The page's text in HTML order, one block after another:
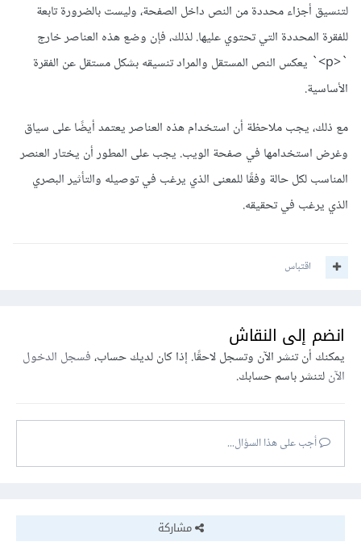
لتنسيق أجزاء محددة من النص داخل الصفحة، وليست بالضرورة تابعة
للفقرة المحددة التي تحتوي عليها. لذلك، فإن وضع هذه العناصر خارج
`<p>` يعكس النص المستقل والمراد تنسيقه بشكل مستقل عن الفقرة
الأساسية.
مع ذلك، يجب ملاحظة أن استخدام هذه العناصر يعتمد أيضًا على سياق
وغرض استخدامها في صفحة الويب. يجب على المطور أن يختار العنصر
المناسب لكل حالة وفقًا للمعنى الذي يرغب في توصيله والتأثير البصري
الذي يرغب في تحقيقه.
اقتباس
انضم إلى النقاش
يمكنك أن تنشر الآن وتسجل لاحقًا. إذا كان لديك حساب،فسجل الدخول
الآنلتنشر باسم حسابك.
أجب على هذا السؤال...
مشاركة